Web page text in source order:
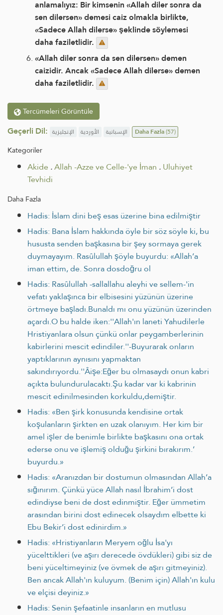
anlamalıyız: Bir kimsenin «Allah diler sonra da
sen dilersen» demesi caiz olmakla birlikte,
«Sadece Allah dilerse» şeklinde söylemesi
daha faziletlidir.
«Allah diler sonra da sen dilersen» demen
caizidir. Ancak «Sadece Allah dilerse» demen
daha faziletlidir.
Tercümeleri Görüntüle
Geçerli Dil: الإنجليزية الأوردية الإسبانية Daha Fazla(57)
Kategoriler
Akide .Allah -Azze ve Celle-'ye İman .Uluhiyet
Tevhidi
Daha Fazla
Hadis: İslam dini beş esas üzerine bina edilmiştir
Hadis: Bana İslam hakkında öyle bir söz söyle ki, bu
hususta senden başkasına bir şey sormaya gerek
duymayayım. Rasûlullah şöyle buyurdu: «Allah’a
iman ettim, de. Sonra dosdoğru ol
Hadis: Rasûlullah -sallallahu aleyhi ve sellem-'in
vefatı yaklaşınca bir elbisesini yüzünün üzerine
örtmeye başladı.Bunaldı mı onu yüzünün üzerinden
açardı.O bu halde iken:''Allah'ın laneti Yahudilerle
Hristiyanlara olsun çünkü onlar peygamberlerinin
kabirlerini mescit edindiler.''-Buyurarak onların
yaptıklarının aynısını yapmaktan
sakındırıyordu.''Âişe:Eğer bu olmasaydı onun kabri
açıkta bulundurulacaktı.Şu kadar var ki kabrinin
mescit edinilmesinden korkuldu,demiştir.
Hadis: «Ben şirk konusunda kendisine ortak
koşulanların şirkten en uzak olanıyım. Her kim bir
amel işler de benimle birlikte başkasını ona ortak
ederse onu ve işlemiş olduğu şirkini bırakırım.’
buyurdu.»
Hadis: «Aranızdan bir dostumun olmasından Allah’a
sığınırım. Çünkü yüce Allah nasıl İbrahim’i dost
edindiyse beni de dost edinmiştir. Eğer ümmetim
arasından birini dost edinecek olsaydım elbette ki
Ebu Bekir’i dost edinirdim.»
Hadis: «Hristiyanların Meryem oğlu İsa'yı
yücelttikleri (ve aşırı derecede övdükleri) gibi siz de
beni yüceltimeyiniz (ve övmek de aşırı gitmeyiniz).
Ben ancak Allah'ın kuluyum. (Benim için) Allah'ın kulu
ve elçisi deyiniz.»
Hadis: Senin şefaatinle insanların en mutlusu